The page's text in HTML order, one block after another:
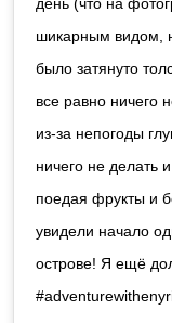
шикарным видом,
было затянуто
все равно ничего
из-за непогоды
ничего не делать
поедая фрукты и
увидели начало
острове! Я ещё